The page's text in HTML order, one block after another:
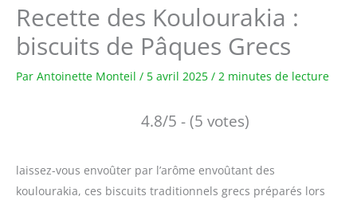
Recette des Koulourakia :
biscuits de Pâques Grecs
Par Antoinette Monteil / 5 avril 2025 / 2 minutes de lecture
4.8/5 - (5 votes)
laissez-vous envoûter par l’arôme envoûtant des
koulourakia, ces biscuits traditionnels grecs préparés lors